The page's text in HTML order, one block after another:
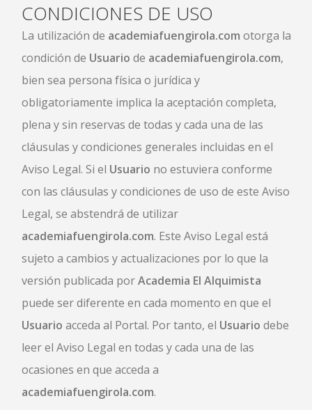
CONDICIONES DE USO
La utilización de academiafuengirola.com otorga la
condición de Usuario de academiafuengirola.com,
bien sea persona física o jurídica y
obligatoriamente implica la aceptación completa,
plena y sin reservas de todas y cada una de las
cláusulas y condiciones generales incluidas en el
Aviso Legal. Si el Usuario no estuviera conforme
con las cláusulas y condiciones de uso de este Aviso
Legal, se abstendrá de utilizar
academiafuengirola.com. Este Aviso Legal está
sujeto a cambios y actualizaciones por lo que la
versión publicada porAcademia El Alquimista
puede ser diferente en cada momento en que el
Usuario acceda al Portal. Por tanto, el Usuario debe
leer el Aviso Legal en todas y cada una de las
ocasiones en que acceda a
academiafuengirola.com.